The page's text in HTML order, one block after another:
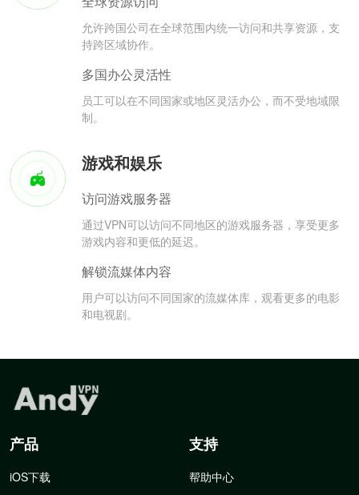
允许跨国公司在全球范围内统一访问和共享资源，支
持跨区域协作。
多国办公灵活性
员工可以在不同国家或地区灵活办公，而不受地域限
制。
游戏和娱乐
访问游戏服务器
通过VPN可以访问不同地区的游戏服务器，享受更多
游戏内容和更低的延迟。
解锁流媒体内容
用户可以访问不同国家的流媒体库，观看更多的电影
和电视剧。
产品
iOS下载
支持
帮助中心